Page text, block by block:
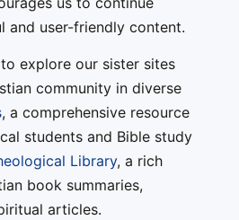
and user-friendly content.
explore our sister sites
community in diverse
, a comprehensive resource
students and Bible study
Library, a rich
book summaries,
articles.